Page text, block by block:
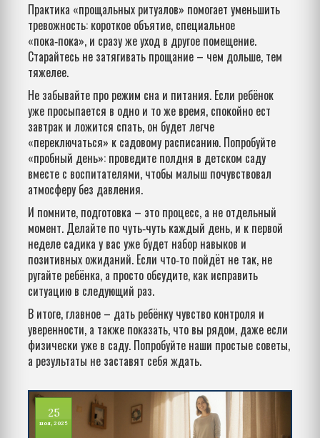
Практика «прощальных ритуалов» помогает уменьшить
тревожность: короткое объятие, специальное
«пока‑пока», и сразу же уход в другое помещение.
Старайтесь не затягивать прощание – чем дольше, тем
тяжелее.
Не забывайте про режим сна и питания. Если ребёнок
уже просыпается в одно и то же время, спокойно ест
завтрак и ложится спать, он будет легче
«переключаться» к садовому расписанию. Попробуйте
«пробный день»: проведите полдня в детском саду
вместе с воспитателями, чтобы малыш почувствовал
атмосферу без давления.
И помните, подготовка – это процесс, а не отдельный
момент. Делайте по чуть‑чуть каждый день, и к первой
неделе садика у вас уже будет набор навыков и
позитивных ожиданий. Если что‑то пойдёт не так, не
ругайте ребёнка, а просто обсудите, как исправить
ситуацию в следующий раз.
В итоге, главное – дать ребёнку чувство контроля и
уверенности, а также показать, что вы рядом, даже если
физически уже в саду. Попробуйте наши простые советы,
а результаты не заставят себя ждать.
25
ноя, 2025